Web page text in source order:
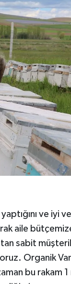
ve iyi
aile
sabit
Organik Van
bu rakam 1